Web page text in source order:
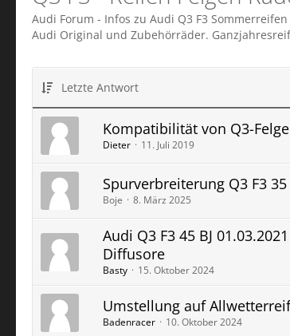
Audi Forum - Infos zu Audi Q3 F3
Audi Original und Zubehörräder.
Letzte Antwort
Kompatibilität von Q3-
Dieter 11. Juli 2019
Spurverbreiterung Q3 F3 35
Boje 8. März 2025
Audi Q3 F3 45 BJ
Diffusore
Basty 15. Oktober 2024
Umstellung auf
Badenracer 10. Oktober 2024